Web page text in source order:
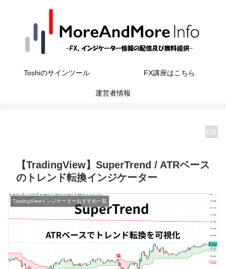
Toshiのサインツール FX講座はこちら
運営者情報
PR
【TradingView】SuperTrend / ATRベース
のトレンド転換インジケーター
TradingViewインジケーターおすすめ一覧